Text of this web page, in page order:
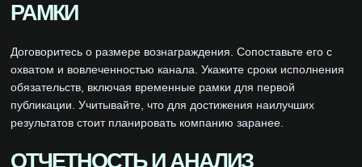
РАМКИ
Договоритесь о размере вознаграждения. Сопоставьте его с
охватом и вовлеченностью канала. Укажите сроки исполнения
обязательств, включая временные рамки для первой
публикации. Учитывайте, что для достижения наилучших
результатов стоит планировать компанию заранее.
ОТЧЕТНОСТЬ И АНАЛИЗ